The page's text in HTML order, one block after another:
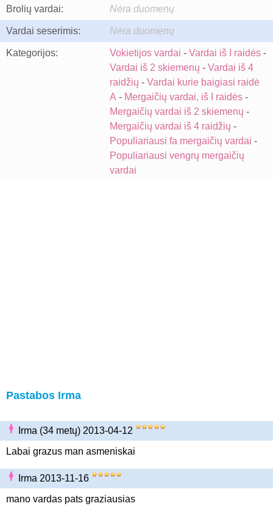
Brolių vardai: Nėra duomenų
Vardai seserimis: Nėra duomenų
Kategorijos: Vokietijos vardai - Vardai iš I raidės -
Vardai iš 2 skiemenų - Vardai iš 4
raidžių - Vardai kurie baigiasi raidė
A - Mergaičių vardai, iš I raidės -
Mergaičių vardai iš 2 skiemenų -
Mergaičių vardai iš 4 raidžių -
Populiariausi fa mergaičių vardai -
Populiariausi vengrų mergaičių
vardai
Pastabos Irma
Irma (34 metų) 2013-04-12
Labai grazus man asmeniskai
Irma 2013-11-16
mano vardas pats graziausias